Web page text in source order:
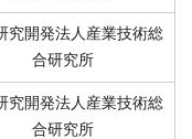
究開発法人産業技術総
合研究所
究開発法人産業技術総
合研究所